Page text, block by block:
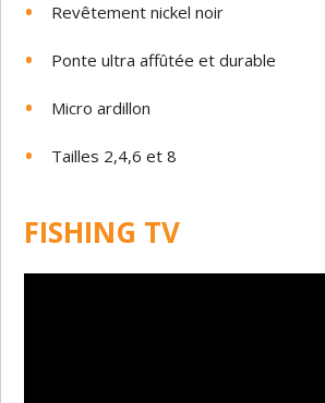
Revêtement nickel noir
Ponte ultra affûtée et durable
Micro ardillon
Tailles 2,4,6 et 8
FISHING TV